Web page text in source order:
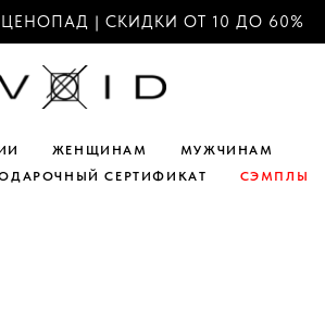
| СКИДКИ ОТ 10 ДО 60%
ЖЕНЩИНАМ
МУЖЧИНАМ
СЕРТИФИКАТ СЭМПЛЫ